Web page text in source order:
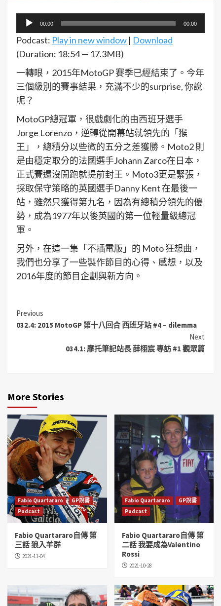
訊
放
器
00:00 00:00
Podcast: Play in new window | Download
(Duration: 18:54 — 17.3MB)
一轉眼，2015年MotoGP 賽季已經結束了。今年
三個級別的賽事結果，充滿不少的surprise, 你說
呢？
MotoGP總冠軍，很戲劇化的由西班牙選手
Jorge Lorenzo，逆轉從開幕站就領先的「猴
王」，總積分以些微的五分之差獲勝。Moto2 則
是由穩定取分的法國選手Johann Zarco在日本，
正式賽還沒開跑就提前封王。Moto3更是緊張，
採取保守策略的英國選手Danny Kent 在最後一
站，雖然只獲得第九名，因為有總積分領先的優
勢，成為1977年以後英國的第一位輕量級總冠
軍。
另外，在這一集「不插電版」的 Moto 狂想曲，
我們也分享了一些製作節目的心得、感想，以及
2016年度的節目企劃與新方向。
Previous
032.4: 2015 MotoGP 第十八回合 西班牙站 #4 – dilemma
Next
034.1: 摩托筆記站長 薛栩宸 專訪 #1 觀眾篇
More Stories
Fabio Quartararo
GP說書
Podcast
Fabio Quartararo自傳 第
三話 狼入羊群
2021-11-04
Fabio Quartararo
GP說書
Podcast
Fabio Quartararo自傳 第
二話 我要成為Valentino
Rossi
2021-10-28